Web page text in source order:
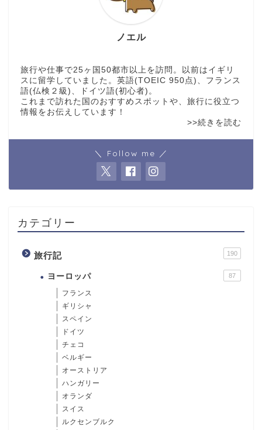
ノエル
旅行や仕事で25ヶ国50都市以上を訪問。以前はイギリ
スに留学していました。英語(TOEIC 950点)、フランス
語(仏検２級)、ドイツ語(初心者)。
これまで訪れた国のおすすめスポットや、旅行に役立つ
情報をお伝えしています！
>>続きを読む
＼ Follow me ／
カテゴリー
旅行記 190
ヨーロッパ 87
フランス
ギリシャ
スペイン
ドイツ
チェコ
ベルギー
オーストリア
ハンガリー
オランダ
スイス
ルクセンブルク